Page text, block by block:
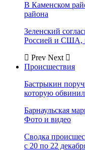
В Каменском
района
Зеленский
Россией и США,
Prev Next
Происшествия
Бастрыкин
которую
Барнаульская
Фото и видео
Сводка
с 20 по 22